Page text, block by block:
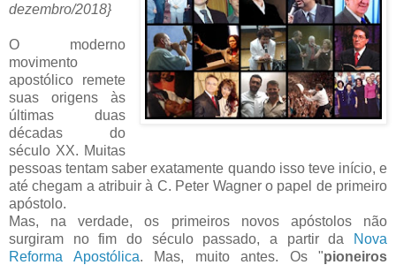
dezembro/2018}
O moderno
movimento
apostólico remete
suas origens às
últimas duas
décadas do
século XX. Muitas
pessoas tentam saber exatamente quando isso teve início, e
até chegam a atribuir à C. Peter Wagner o papel de primeiro
apóstolo.
Mas, na verdade, os primeiros novos apóstolos não
surgiram no fim do século passado, a partir da
Nova
Reforma Apostólica. Mas, muito antes. Os "pioneiros